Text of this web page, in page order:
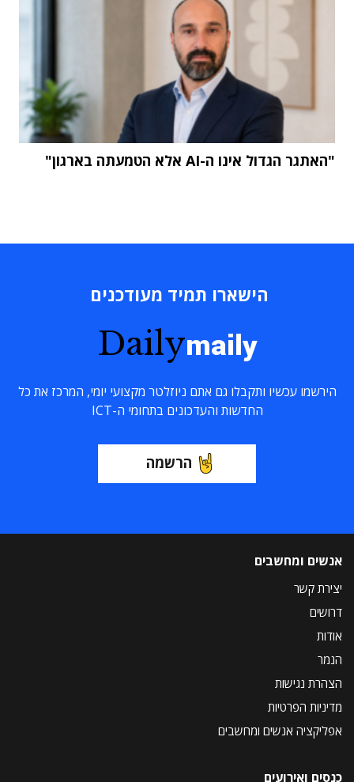
"האתגר הגדול אינו ה-AI אלא הטמעתה בארגון"
הישארו תמיד מעודכנים
Dailymaily
הירשמו עכשיו ותקבלו גם אתם ניוזלטר מקצועי יומי, המרכז את כל
החדשות והעדכונים בתחומי ה-ICT
הרשמה
אנשים ומחשבים
יצירת קשר
דרושים
אודות
הנמר
הצהרת נגישות
מדיניות הפרטיות
אפליקציה אנשים ומחשבים
כנסים ואירועים